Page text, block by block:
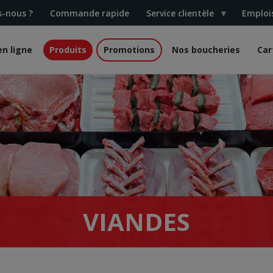
nous ? Commande rapide Service clientèle
ligne Produits Promotions Nos boucheries
VIANDES